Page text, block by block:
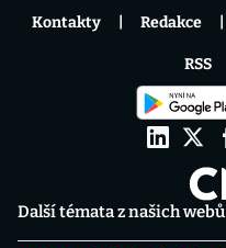
Další témata z našich webů
Kontakty Redakce
RSS